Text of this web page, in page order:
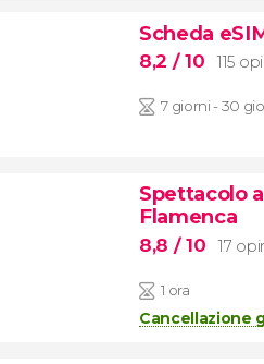
Scheda
8,2 / 10 115
7 giorni - 30
Spettacolo
Flamenca
8,8 / 10 17
1 ora
Cancellazione